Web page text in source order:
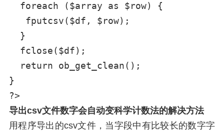
  foreach ($array as $row) {
   fputcsv($df, $row);
  }
  fclose($df);
  return ob_get_clean();
}
导出csv文件数字会自动变科学计数法的解决方法
用程序导出的csv文件，当字段中有比较长的数字字